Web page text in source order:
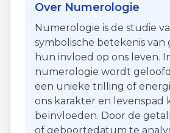
Over Numerologie
Numerologie is de studie
symbolische betekenis van
hun invloed op ons leven.
numerologie wordt
een unieke trilling of
ons karakter en levenspad
beïnvloeden. Door de
of geboortedatum te